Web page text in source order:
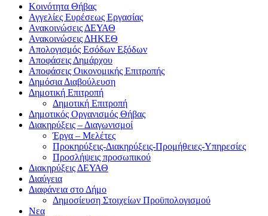
Kοινότητα Θήβας
Αγγελίες Ευρέσεως Εργασίας
Ανακοινώσεις ΔΕΥΑΘ
Ανακοινώσεις ΔΗΚΕΘ
Απολογισμός Εσόδων Εξόδων
Αποφάσεις Δημάρχου
Αποφάσεις Οικονομικής Επιτροπής
Δημόσια Διαβούλευση
Δημοτική Επιτροπή
Δημοτική Επιτροπή
Δημοτικός Οργανισμός Θήβας
Διακηρύξεις – Διαγωνισμοί
Έργα – Μελέτες
Προκηρύξεις-Διακηρύξεις-Προμήθειες-Υπηρεσίες
Προσλήψεις προσωπικού
Διακηρύξεις ΔΕΥΑΘ
Διαύγεια
Διαφάνεια στο Δήμο
Δημοσίευση Στοιχείων Προϋπολογισμού
Νεα